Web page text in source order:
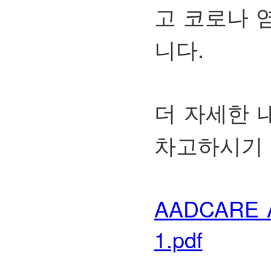
고 코로나
니다.
더 자세한
차고하시
AADCARE
1.pdf